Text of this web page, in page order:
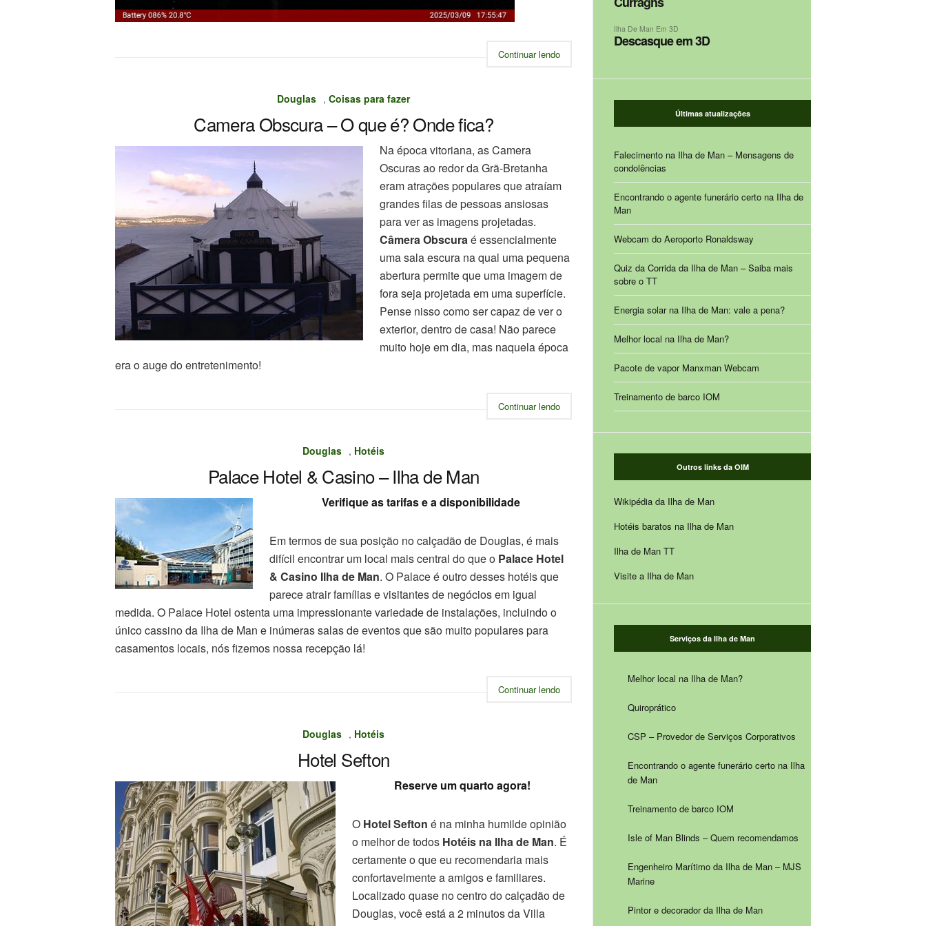
Continuar lendo
Douglas ,Coisas para fazer
Camera Obscura – O que é? Onde fica?
Na época vitoriana, as Camera
Oscuras ao redor da Grã-Bretanha
eram atrações populares que atraíam
grandes filas de pessoas ansiosas
para ver as imagens projetadas.
Câmera Obscuraé essencialmente
uma sala escura na qual uma pequena
abertura permite que uma imagem de
fora seja projetada em uma superfície.
Pense nisso como ser capaz de ver o
exterior, dentro de casa! Não parece
muito hoje em dia, mas naquela época
era o auge do entretenimento!
Continuar lendo
Douglas , Hotéis
Palace Hotel & Casino – Ilha de Man
Verifique as tarifas e a disponibilidade
Em termos de sua posição no calçadão de Douglas, é mais
difícil encontrar um local mais central do que o Palace Hotel
& Casino Ilha de Man. O Palace é outro desses hotéis que
parece atrair famílias e visitantes de negócios em igual
medida. O Palace Hotel ostenta uma impressionante variedade de instalações, incluindo o
único cassino da Ilha de Man e inúmeras salas de eventos que são muito populares para
casamentos locais, nós fizemos nossa recepção lá!
Continuar lendo
Douglas , Hotéis
Hotel Sefton
Reserve um quarto agora!
O Hotel Sefton é na minha humilde opinião
o melhor de todos Hotéis na Ilha de Man. É
certamente o que eu recomendaria mais
confortavelmente a amigos e familiares.
Localizado quase no centro do calçadão de
Douglas, você está a 2 minutos da Villa
Ilha De Man Em 3D
Descasque em 3D
Últimas atualizações
Falecimento na Ilha de Man – Mensagens de
condolências
Encontrando o agente funerário certo na Ilha de
Man
Webcam do Aeroporto Ronaldsway
Quiz da Corrida da Ilha de Man – Saiba mais
sobre o TT
Energia solar na Ilha de Man: vale a pena?
Melhor local na Ilha de Man?
Pacote de vapor Manxman Webcam
Treinamento de barco IOM
Outros links da OIM
Wikipédia da Ilha de Man
Hotéis baratos na Ilha de Man
Ilha de Man TT
Visite a Ilha de Man
Serviços da Ilha de Man
Melhor local na Ilha de Man?
Quiroprático
CSP – Provedor de Serviços Corporativos
Encontrando o agente funerário certo na Ilha
de Man
Treinamento de barco IOM
Isle of Man Blinds – Quem recomendamos
Engenheiro Marítimo da Ilha de Man – MJS
Marine
Pintor e decorador da Ilha de Man